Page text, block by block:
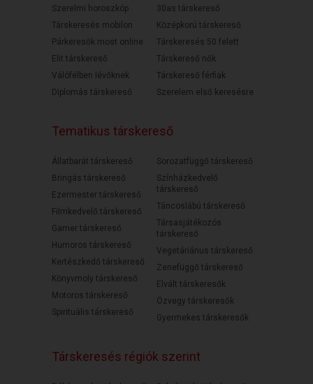
Szerelmi horoszkóp
Társkeresés mobilon
Párkeresők most online
Elit társkereső
Válófélben lévőknek
Diplomás társkereső
30as társkereső
Középkorú társkereső
Társkeresés 50 felett
Társkereső nők
Társkereső férfiak
Szerelem első keresésre
Tematikus társkereső
Állatbarát társkereső
Bringás társkereső
Ezermester társkereső
Filmkedvelő társkereső
Gamer társkereső
Humoros társkereső
Kertészkedő társkereső
Könyvmoly társkereső
Motoros társkereső
Spirituális társkereső
Sorozatfüggő társkereső
Színházkedvelő
társkereső
Táncoslábú társkereső
Társasjátékozós
társkereső
Vegetáriánus társkereső
Zenefüggő társkereső
Elvált társkeresők
Özvegy társkeresők
Gyermekes társkeresők
Társkeresés régiók szerint